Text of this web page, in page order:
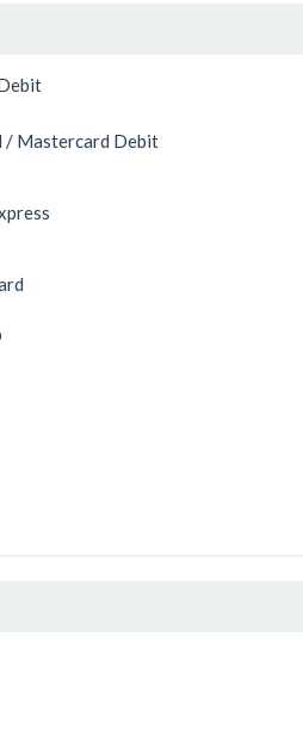
/ Mastercard Debit